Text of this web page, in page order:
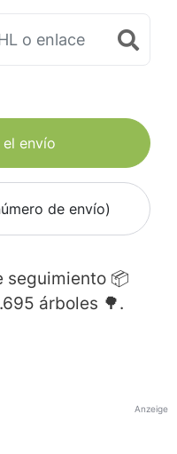
envío
de envío)
seguimiento 📦
árboles 🌳.
Anzeige